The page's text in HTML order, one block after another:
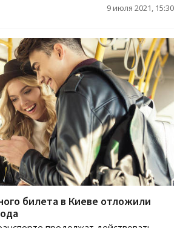
9 июля 2021, 15:30
билета в Киеве отложили